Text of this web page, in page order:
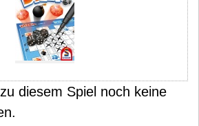
diesem Spiel noch keine